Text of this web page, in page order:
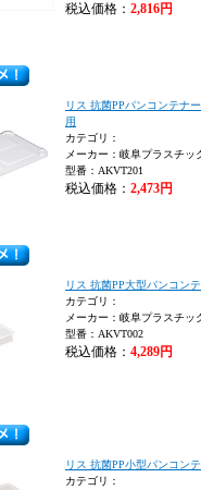
税込価格： 2,816円
リス 抗菌PPパンコンテナ
用
カテゴリ：
メーカー：岐阜プラスチッ
型番：AKVT201
税込価格： 2,473円
リス 抗菌PP大型パンコン
カテゴリ：
メーカー：岐阜プラスチッ
型番：AKVT002
税込価格： 4,289円
リス 抗菌PP小型パンコン
カテゴリ：